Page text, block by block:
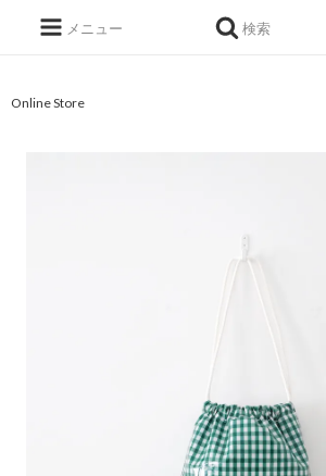
メニュー 検索
Online Store